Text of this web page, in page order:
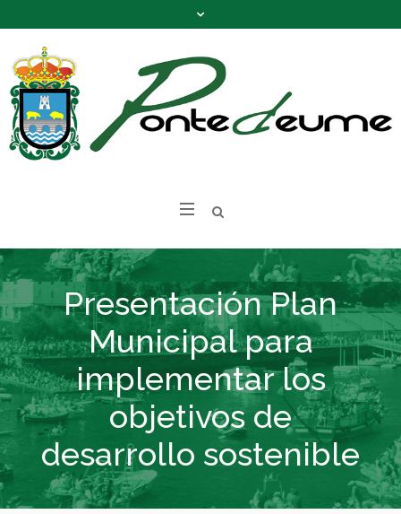
Presentación Plan
Municipal para
implementar los
objetivos de
desarrollo sostenible